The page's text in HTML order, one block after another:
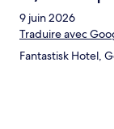
9 juin 2026
Traduire avec
Fantastisk Hotel,